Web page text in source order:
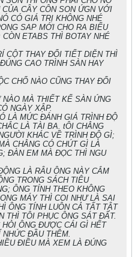
CÂY CÔN SON ỨGN VỚI
CÓ GIÁ TRỊ KHÔNG NHÉ
SAP MỚI CHO RA BIỂU
ETABS THÌ BOTAY NHÉ
CỘT THAY ĐỔI TIẾT DIỆN THÌ
CAO TRÌNH SÀN HAY
CHỔ NÀO CŨNG THAY ĐỔI
NÀO MÀ THIẾT KẾ SÀN ỨNG
NGÀY XẬP.
LÀ MỨC ĐÁNH GIÁ TRÌNH ĐỘ
LÀ TÀI BA. tÔI CHẲNG
KHÁC VỀ TRÌNH ĐỘ GÌ;
CHẲNG CÓ CHÚT GÌ LÀ
ĐÀN EM MÀ ĐỌC THÌ NGU
LÀ RÂU ÔNG NÀY CẮM
TRONG SÁCH TIÊU
ÔNG TÍNH THEO KHÔNG
MÁY THÌ COI NHƯ LÀ SAI
ÔNG TÍNH LUÔN CẢ TẤT TẬT
THÌ TÔI PHỤC ÔNG SÁT ĐẤT.
HỎI ÔNG ĐƯỢC CÁI GÌ HẾT
ĐẦU THÊM.
ĐIỀU MÀ XEM LÀ ĐÚNG